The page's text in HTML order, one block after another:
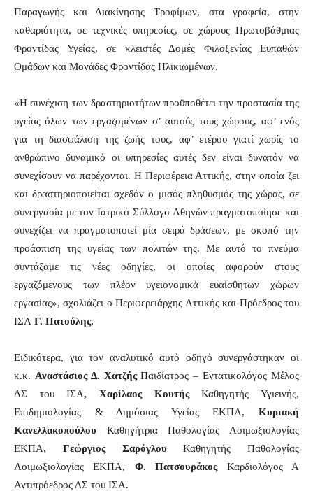
Παραγωγής και Διακίνησης Τροφίμων, στα γραφεία, στην
καθαριότητα, σε τεχνικές υπηρεσίες, σε χώρους Πρωτοβάθμιας
Φροντίδας Υγείας, σε κλειστές Δομές Φιλοξενίας Ευπαθών
Ομάδων και Μονάδες Φροντίδας Ηλικιωμένων.
«Η συνέχιση των δραστηριοτήτων προϋποθέτει την προστασία της
υγείας όλων των εργαζομένων σ’ αυτούς τους χώρους, αφ’ ενός
για τη διασφάλιση της ζωής τους, αφ’ ετέρου γιατί χωρίς το
ανθρώπινο δυναμικό οι υπηρεσίες αυτές δεν είναι δυνατόν να
συνεχίσουν να παρέχονται. Η Περιφέρεια Αττικής, στην οποία ζει
και δραστηριοποιείται σχεδόν ο μισός πληθυσμός της χώρας, σε
συνεργασία με τον Ιατρικό Σύλλογο Αθηνών πραγματοποίησε και
συνεχίζει να πραγματοποιεί μία σειρά δράσεων, με σκοπό την
προάσπιση της υγείας των πολιτών της. Με αυτό το πνεύμα
συντάξαμε τις νέες οδηγίες, οι οποίες αφορούν στους
εργαζόμενους των πλέον υγειονομικά ευαίσθητων χώρων
εργασίας», σχολιάζει ο Περιφερειάρχης Αττικής και Πρόεδρος του
ΙΣΑ Γ. Πατούλης.
Ειδικότερα, για τον αναλυτικό αυτό οδηγό συνεργάστηκαν οι
κ.κ. Αναστάσιος Δ. ΧατζήςΠαιδίατρος – Εντατικολόγος Μέλος
ΔΣ του ΙΣΑ, Χαρίλαος ΚουτήςΚαθηγητής Υγιεινής,
Επιδημιολογίας & Δημόσιας Υγείας ΕΚΠΑ, Κυριακή
Κανελλακοπούλου Καθηγήτρια Παθολογίας Λοιμωξιολογίας
ΕΚΠΑ, Γεώργιος ΣαρόγλουΚαθηγητής Παθολογίας
Λοιμωξιολογίας ΕΚΠΑ, Φ. Πατσουράκος Καρδιολόγος Α
Αντιπρόεδρος ΔΣ του ΙΣΑ.